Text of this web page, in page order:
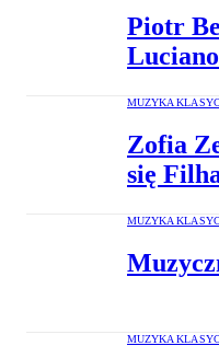
Piotr
MUZYKA
Zofia
się
MUZYKA
MUZYKA